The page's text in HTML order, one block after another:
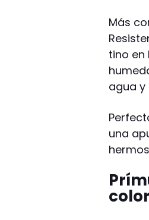
Más
tino en
agua y
una